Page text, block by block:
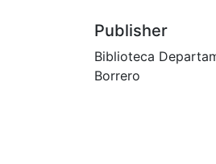
Publisher
Biblioteca
Borrero